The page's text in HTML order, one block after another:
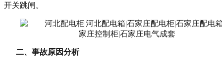
开关跳闸。
二、事故原因分析